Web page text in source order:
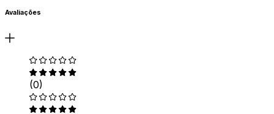
Avaliações
(0)